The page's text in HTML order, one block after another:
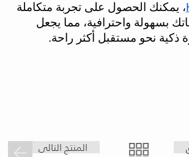
، يمكنك الحصول على تجربة متكاملة
بسهولة واحترافية، مما يجعل
ذكية نحو مستقبل أكثر راحة.
المنتج التالى